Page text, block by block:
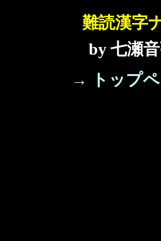
難読漢字
by 七瀬
→ トップ